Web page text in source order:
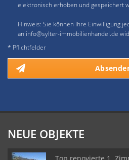
elektronisch erhoben und gespeichert
Hinweis: Sie können Ihre Einwilligung
an info@sylter-immobilienhandel.de
* Pflichtfelder
NEUE OBJEKTE